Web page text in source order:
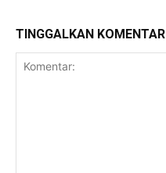
TINGGALKAN KOMENTAR